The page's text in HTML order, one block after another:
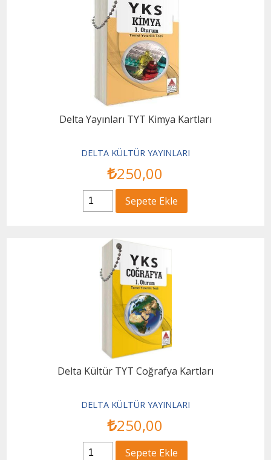
Delta Yayınları TYT Kimya Kartları
DELTA KÜLTÜR YAYINLARI
250,00
Sepete Ekle
Delta Kültür TYT Coğrafya Kartları
DELTA KÜLTÜR YAYINLARI
250,00
Sepete Ekle